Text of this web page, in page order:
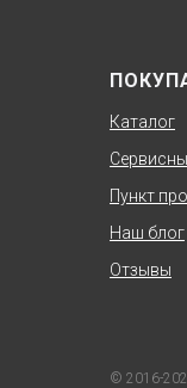
Каталог
Пункт
Наш блог
Отзывы
© 2016-